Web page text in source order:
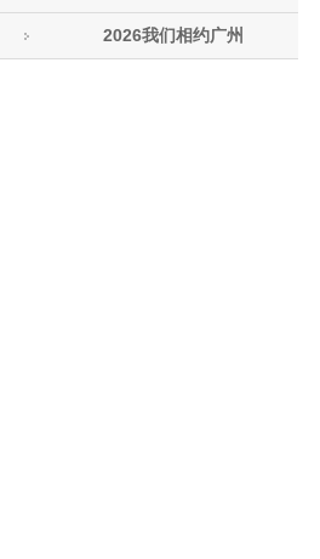
2026我们相约广州